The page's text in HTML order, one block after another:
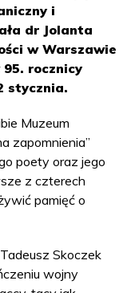
i
dr Jolanta
w Warszawie
rocznicy
stycznia.
Muzeum
zapomnienia”
poety oraz jego
z czterech
pamięć o
Skoczek
wojny